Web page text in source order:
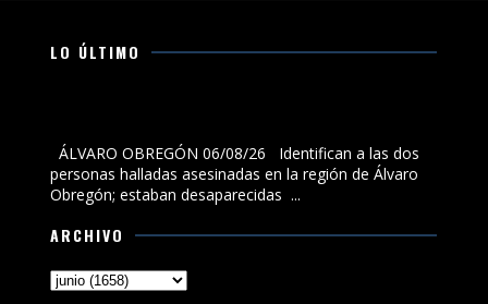
LO ÚLTIMO
ÁLVARO OBREGÓN 06/08/26 Identifican a las dos
personas halladas asesinadas en la región de Álvaro
Obregón; estaban desaparecidas ...
ARCHIVO